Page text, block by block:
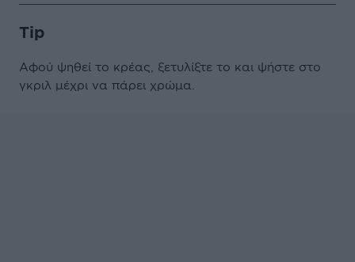
Tip
Αφού ψηθεί το κρέας, ξετυλίξτε το και ψήστε στο
γκριλ μέχρι να πάρει χρώμα.